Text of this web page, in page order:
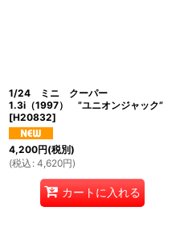
1/24 ミニ クーパー
1.3i（1997） ”ユニオンジャック”
[H20832]
4,200円(税別)
(税込 : 4,620円)
カートに入れる